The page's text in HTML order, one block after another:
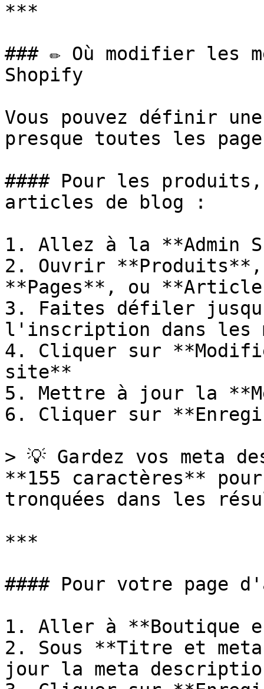
***
### ✏️ Où modifier les
Shopify
Vous pouvez définir
presque toutes les
#### Pour les
articles de blog :
1. Allez à la **Admin
2. Ouvrir
**Pages**, ou
3. Faites défiler
l'inscription dans les
4. Cliquer sur
site**
5. Mettre à jour la
6. Cliquer sur
> 💡 Gardez vos meta
**155 caractères**
tronquées dans les
***
#### Pour votre page
1. Aller à **Boutique
2. Sous **Titre et
jour la meta